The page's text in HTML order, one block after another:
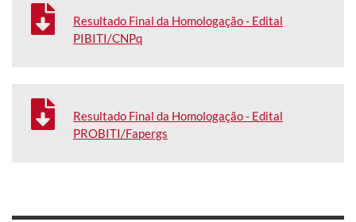
Resultado Final da Homologação - Edital
PIBITI/CNPq
Resultado Final da Homologação - Edital
PROBITI/Fapergs